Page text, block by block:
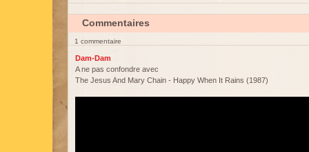
Commentaires
1 commentaire
Dam-Dam
A ne pas confondre avec
The Jesus And Mary Chain - Happy When It Rains (1987)